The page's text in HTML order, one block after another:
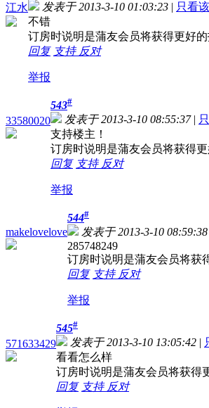
江水 发表于 2013-3-10 01:03:23 | 只看
不错
订房时说明是蒲友会员将获得更好
回复 支持 反对
举报
33580020
543#
发表于 2013-3-10 08:55:37 |
支持楼主！
订房时说明是蒲友会员将获得
回复 支持 反对
举报
makelovelove
544#
发表于 2013-3-10 08:59:38
285748249
订房时说明是蒲友会员将获
回复 支持 反对
举报
571633429
545#
发表于 2013-3-10 13:05:42 |
看看怎么样
订房时说明是蒲友会员将获得
回复 支持 反对